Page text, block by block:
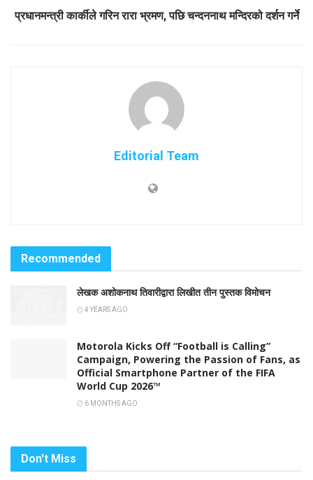
प्रधानमन्त्री कार्कीले गरिन रारा भ्रमण, पछि चन्दननाथ मन्दिरको दर्शन गर्ने
Editorial Team
Recommended
लेखक अशोकनाथ तिवारीद्वारा लिखीत तीन पुस्तक विमोचन
4 YEARS AGO
Motorola Kicks Off “Football is Calling”
Campaign, Powering the Passion of Fans, as
Official Smartphone Partner of the FIFA
World Cup 2026™
6 MONTHS AGO
Don't Miss